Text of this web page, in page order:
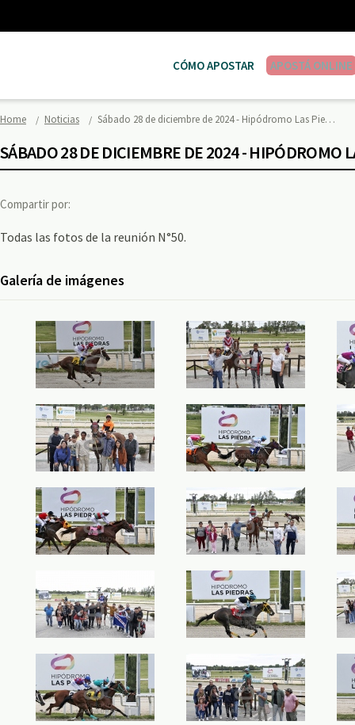
CÓMO APOSTAR APOSTÁ ONLINE
Home Noticias Sábado 28 de diciembre de 2024 - Hipódromo Las Pie…
SÁBADO 28 DE DICIEMBRE DE 2024 - HIPÓDROMO
Compartir por:
Todas las fotos de la reunión N°50.
Galería de imágenes